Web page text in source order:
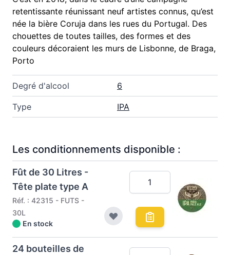
retentissante réunissant neuf artistes connus, qu’est
née la bière Coruja dans les rues du Portugal. Des
chouettes de toutes tailles, des formes et des
couleurs décoraient les murs de Lisbonne, de Braga,
Porto
Degré d'alcool 6
Type IPA
Les conditionnements disponible :
Fût de 30 Litres -
Tête plate type A
Réf. : 42315 - FUTS -
30L
En stock
24 bouteilles de